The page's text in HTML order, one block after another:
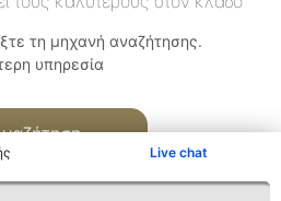
Live chat
τη μηχανή αναζήτησης.
υπηρεσία